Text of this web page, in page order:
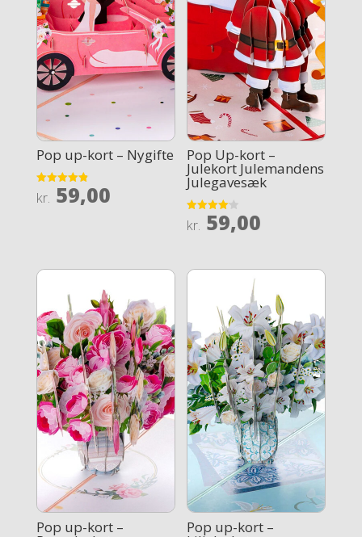
Pop up-kort – Nygifte
Rated
4.9
kr. 59,00
Pop Up-kort –
Julekort Julemandens
Julegavesæk
Rated
4.1
kr. 59,00
Pop up-kort – Pop up-kort –